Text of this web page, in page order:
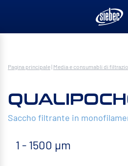
Pagina principale| Media e consumabli di
Saccho filtrante in
1 - 1500 µm